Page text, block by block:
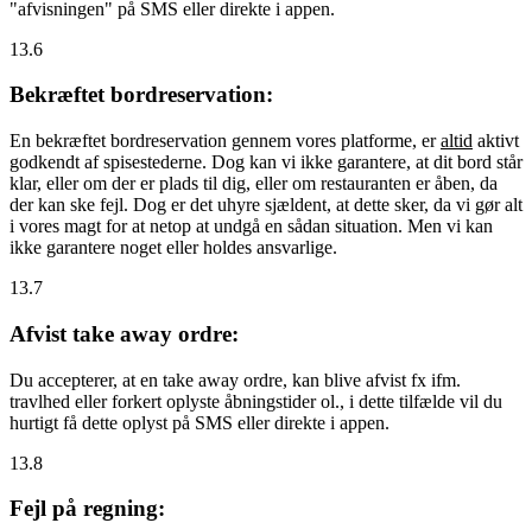
"afvisningen" på SMS eller direkte i appen.
13.6
Bekræftet bordreservation:
En bekræftet bordreservation gennem vores platforme, eraltid aktivt
godkendt af spisestederne. Dog kan vi ikke garantere, at dit bord står
klar, eller om der er plads til dig, eller om restauranten er åben, da
der kan ske fejl. Dog er det uhyre sjældent, at dette sker, da vi gør alt
i vores magt for at netop at undgå en sådan situation. Men vi kan
ikke garantere noget eller holdes ansvarlige.
13.7
Afvist take away ordre:
Du accepterer, at en take away ordre, kan blive afvist fx ifm.
travlhed eller forkert oplyste åbningstider ol., i dette tilfælde vil du
hurtigt få dette oplyst på SMS eller direkte i appen.
13.8
Fejl på regning: